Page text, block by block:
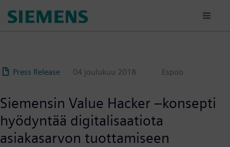
pääsisältöön
Press Release 04 joulukuu 2018 Espoo
Siemensin Value Hacker –konsepti
hyödyntää digitalisaatiota
asiakasarvon tuottamiseen